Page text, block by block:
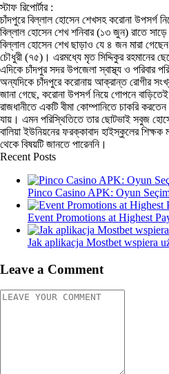
স্টাফ রিপোর্টার :
চাঁদপুরে বিল্লাল হোসেন শেখসহ করোনা উপসর্গ
বিল্লাল হোসেন শেখ শনিবার (১৩ জুন) রাতে সাড়ে
বিল্লাল হোসেন শেখ ছাড়াও যে ৪ জন মারা
চৌধুরী (৭৫)। এরমধ্যে মৃত সিদ্দিকুর রহমানের
এদিকে চাঁদপুর সদর উপজেলা স্বাস্থ্য ও পরিবার
অন্যদিকে চাঁদপুরে করোনায় আক্রান্ত রোগীর
জানা গেছে, করোনা উপসর্গ নিয়ে গোপনে
রাজধানীতে একটি বীমা কোম্পানিতে চাকরি
যায়। এমন পরিস্থিতিতে তার ছোটভাই সবুজ
বালিয়া ইউনিয়নের ফরক্কাবাদ হাইস্কুলের
থেকে বিষয়টি জানতে পারেননি।
Recent Posts
Pinco Casino APK: Oyun
Event Promotions at Highest
Jak aplikacja Mostbet wspiera
Leave a Comment